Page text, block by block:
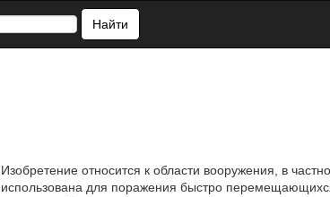
Найти
Изобретение относится к области вооружения, в
использована для поражения быстро